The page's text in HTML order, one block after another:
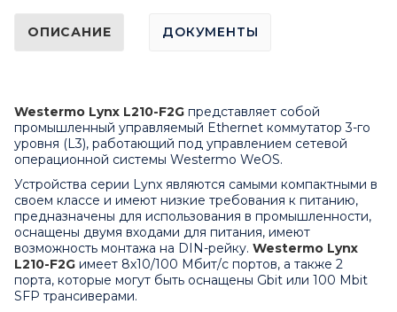
ОПИСАНИЕ ДОКУМЕНТЫ
Westermo Lynx L210-F2G представляет собой
промышленный управляемый Ethernet коммутатор 3-го
уровня (L3), работающий под управлением сетевой
операционной системы Westermo WeOS.
Устройства серии Lynx являются самыми компактными в
своем классе и имеют низкие требования к питанию,
предназначены для использования в промышленности,
оснащены двумя входами для питания, имеют
возможность монтажа на DIN-рейку. Westermo Lynx
L210-F2G имеет 8х10/100 Мбит/с портов, а также 2
порта, которые могут быть оснащены Gbit или 100 Mbit
SFP трансиверами.